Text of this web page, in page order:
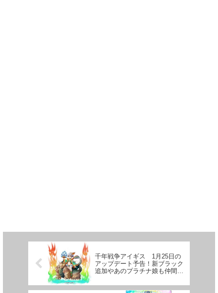
千年戦争アイギス 1月25日の
アップデート予告！新ブラック
追加やあのプラチナ娘も仲間